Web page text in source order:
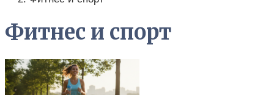
Фитнес и спорт